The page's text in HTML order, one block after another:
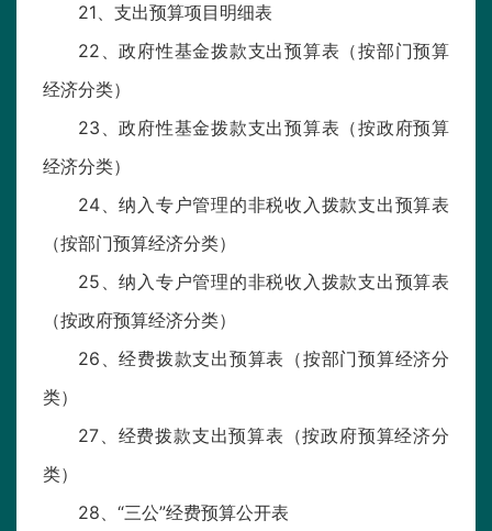
21、支出预算项目明细表
22、政府性基金拨款支出预算表（按部门预算
经济分类）
23、政府性基金拨款支出预算表（按政府预算
经济分类）
24、纳入专户管理的非税收入拨款支出预算表
（按部门预算经济分类）
25、纳入专户管理的非税收入拨款支出预算表
（按政府预算经济分类）
26、经费拨款支出预算表（按部门预算经济分
类）
27、经费拨款支出预算表（按政府预算经济分
类）
28、“三公”经费预算公开表